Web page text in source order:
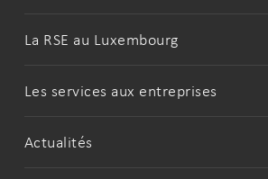
La RSE au Luxembourg
Les services aux entreprises
Actualités